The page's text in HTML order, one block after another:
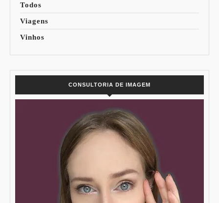
Todos
Viagens
Vinhos
CONSULTORIA DE IMAGEM